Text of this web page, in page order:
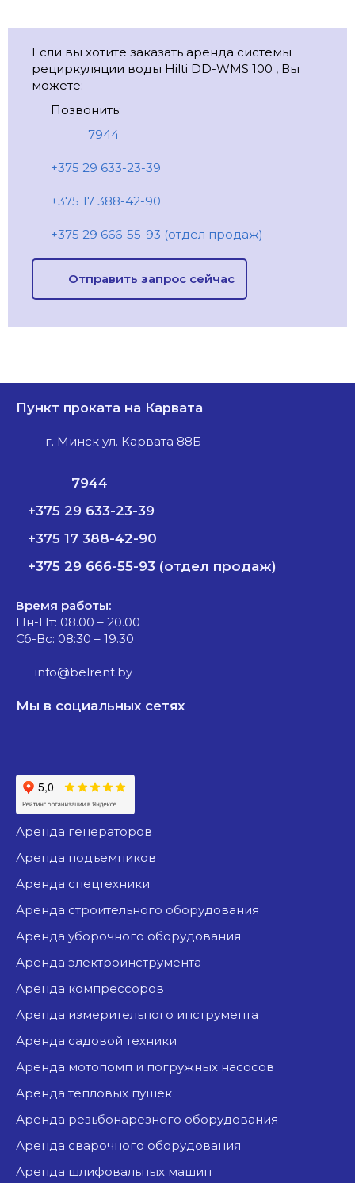
Если вы хотите заказать аренда системы
рециркуляции воды Hilti DD-WMS 100 , Вы
можете:
Позвонить:
7944
+375 29 633-23-39
+375 17 388-42-90
+375 29 666-55-93 (отдел продаж)
Отправить запрос сейчас
Пункт проката на Карвата
г. Минск ул. Карвата 88Б
7944
+375 29 633-23-39
+375 17 388-42-90
+375 29 666-55-93 (отдел продаж)
Время работы:
Пн-Пт: 08.00 – 20.00
Сб-Вс: 08:30 – 19.30
info@belrent.by
Мы в социальных сетях
аренда генераторов
аренда подъемников
аренда спецтехники
аренда строительного оборудования
аренда уборочного оборудования
аренда электроинструмента
аренда компрессоров
аренда измерительного инструмента
аренда садовой техники
аренда мотопомп и погружных насосов
аренда тепловых пушек
аренда резьбонарезного оборудования
аренда сварочного оборудования
аренда шлифовальных машин